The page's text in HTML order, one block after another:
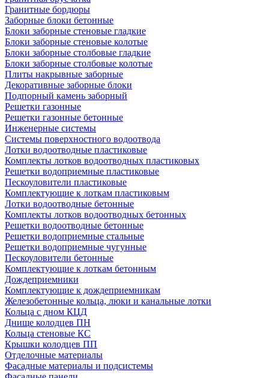
Гранитные бордюры
Заборные блоки бетонные
Блоки заборные стеновые гладкие
Блоки заборные стеновые колотые
Блоки заборные столбовые гладкие
Блоки заборные столбовые колотые
Плиты накрывные заборные
Декоративные заборные блоки
Подпорный камень заборный
Решетки газонные
Решетки газонные бетонные
Инженерные системы
Системы поверхностного водоотвода
Лотки водоотводные пластиковые
Комплекты лотков водоотводных пластиковых
Решетки водоприемные пластиковые
Пескоуловители пластиковые
Комплектующие к лоткам пластиковым
Лотки водоотводные бетонные
Комплекты лотков водоотводных бетонных
Решетки водоотводные бетонные
Решетки водоприемные стальные
Решетки водоприемные чугунные
Пескоуловители бетонные
Комплектующие к лоткам бетонным
Дождеприемники
Комплектующие к дождеприемникам
Железобетонные кольца, люки и канальные лотки
Кольца с дном КЦД
Днище колодцев ПН
Кольца стеновые КС
Крышки колодцев ПП
Отделочные материалы
Фасадные материалы и подсистемы